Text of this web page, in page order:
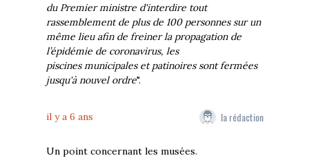
du Premier ministre d'interdire tout
rassemblement de plus de 100 personnes sur un
même lieu afin de freiner la propagation de
l’épidémie de coronavirus, les
piscines municipales et patinoires sont fermées
jusqu'à nouvel ordre".
il y a 6 ans la rédaction
Un point concernant les musées.